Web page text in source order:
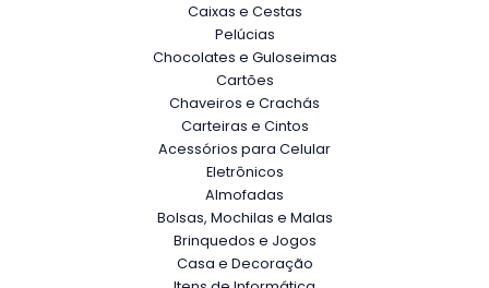
Caixas e Cestas
Pelúcias
Chocolates e Guloseimas
Cartões
Chaveiros e Crachás
Carteiras e Cintos
Acessórios para Celular
Eletrônicos
Almofadas
Bolsas, Mochilas e Malas
Brinquedos e Jogos
Casa e Decoração